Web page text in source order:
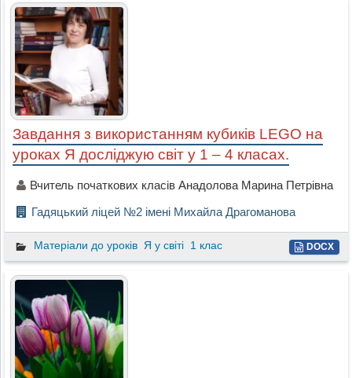
Завдання з використанням кубиків LEGO на
уроках Я досліджую світ у 1 – 4 класах.
Вчитель початкових класів Анадолова Марина Петрівна
Гадяцький ліцей №2 імені Михайла Драгоманова
Матеріали до уроків Я у світі 1 клас DOCX